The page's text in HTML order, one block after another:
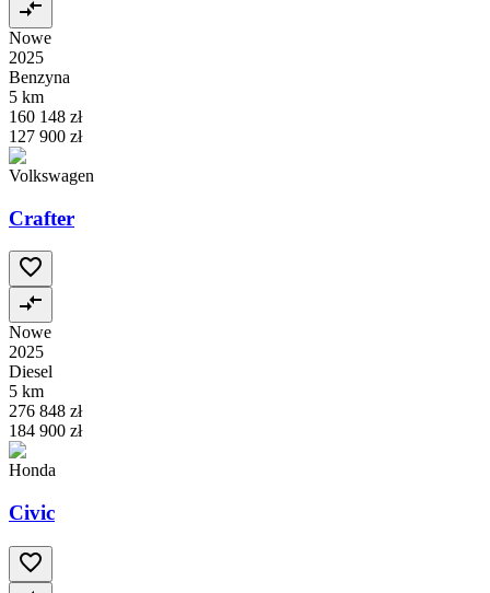
Nowe
2025
Benzyna
5 km
160 148 zł
127 900 zł
Volkswagen
Crafter
Nowe
2025
Diesel
5 km
276 848 zł
184 900 zł
Honda
Civic